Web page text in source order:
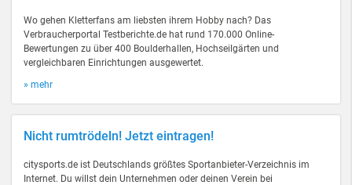
Wo gehen Kletterfans am liebsten ihrem Hobby nach? Das
Verbraucherportal Testberichte.de hat rund 170.000 Online-
Bewertungen zu über 400 Boulderhallen, Hochseilgärten und
vergleichbaren Einrichtungen ausgewertet.
» mehr
Nicht rumtrödeln! Jetzt eintragen!
citysports.de ist Deutschlands größtes Sportanbieter-Verzeichnis im
Internet. Du willst dein Unternehmen oder deinen Verein bei